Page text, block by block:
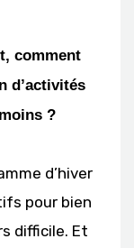
comment
d’activités
?
d’hiver
pour bien
difficile. Et